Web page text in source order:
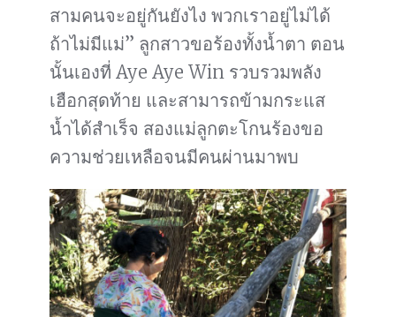
สามคนจะอยู่กันยังไง พวกเราอยู่ไม่ได้
ถ้าไม่มีแม่” ลูกสาวขอร้องทั้งน้ำตา ตอน
นั้นเองที่ Aye Aye Win รวบรวมพลัง
เฮือกสุดท้าย และสามารถข้ามกระแส
น้ำได้สำเร็จ สองแม่ลูกตะโกนร้องขอ
ความช่วยเหลือจนมีคนผ่านมาพบ